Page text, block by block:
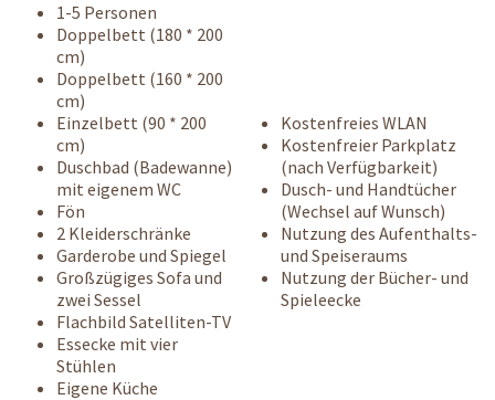
1-5 Personen
Doppelbett (180 * 200
cm)
Doppelbett (160 * 200
cm)
Einzelbett (90 * 200
cm)
Duschbad (Badewanne)
mit eigenem WC
Fön
2 Kleiderschränke
Garderobe und Spiegel
Großzügiges Sofa und
zwei Sessel
Flachbild Satelliten-TV
Essecke mit vier
Stühlen
Eigene Küche
Kostenfreies WLAN
Kostenfreier Parkplatz
(nach Verfügbarkeit)
Dusch- und Handtücher
(Wechsel auf Wunsch)
Nutzung des Aufenthalts-
und Speiseraums
Nutzung der Bücher- und
Spieleecke